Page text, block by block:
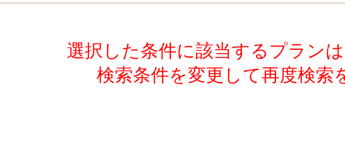
選択した条件に該当するプラン
検索条件を変更して再度検索